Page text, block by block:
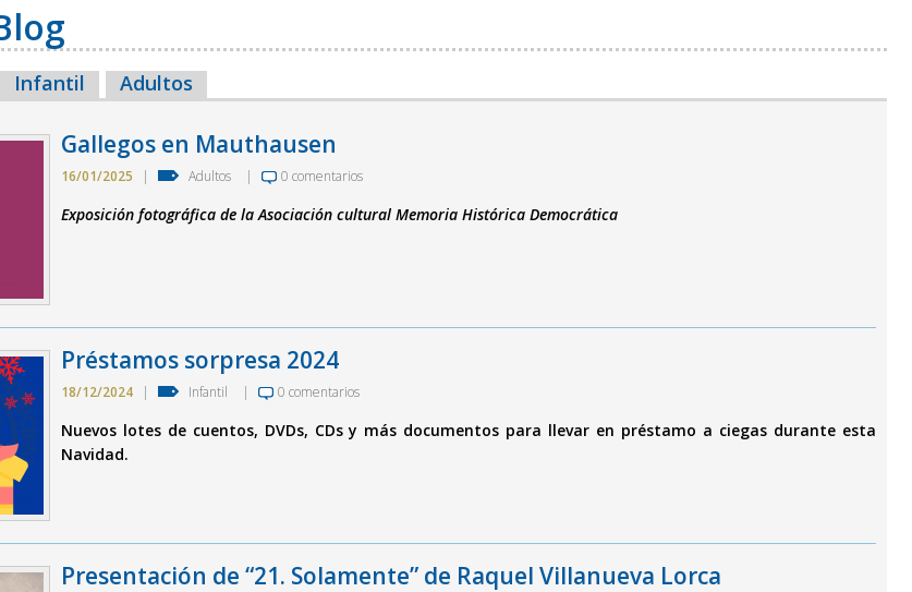
activa)
Infantil Adultos
Gallegos en Mauthausen
16/01/2025 | Adultos | 0 comentarios
Exposición fotográfica de la Asociación cultural Memoria Histórica Democrática
Préstamos sorpresa 2024
18/12/2024 | Infantil | 0 comentarios
Nuevos lotes de cuentos, DVDs, CDs y más documentos para llevar en préstamo a ciegas durante esta
Navidad.
Presentación de “21. Solamente” de Raquel Villanueva Lorca